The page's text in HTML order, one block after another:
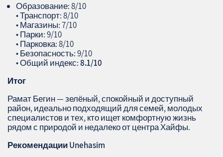
Образование: 8/10
• Транспорт: 8/10
• Магазины: 7/10
• Парки: 9/10
• Парковка: 8/10
• Безопасность: 9/10
• Общий индекс:8.1/10
Итог
Рамат Бегин — зелёный, спокойный и доступный
район, идеально подходящий для семей, молодых
специалистов и тех, кто ищет комфортную жизнь
рядом с природой и недалеко от центра Хайфы.
РекомендацииUnehasim